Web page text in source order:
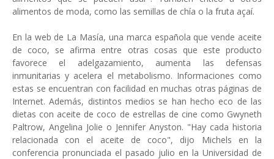
alimentos de moda, como las semillas de chía o la fruta açaí.
En la web de La Masía, una marca española que vende aceite
de coco, se afirma entre otras cosas que este producto
favorece el adelgazamiento, aumenta las defensas
inmunitarias y acelera el metabolismo. Informaciones como
estas se encuentran con facilidad en muchas otras páginas de
Internet. Además, distintos medios se han hecho eco de las
dietas con aceite de coco de estrellas de cine como Gwyneth
Paltrow, Angelina Jolie o Jennifer Anyston. "Hay cada historia
relacionada con el aceite de coco", dijo Michels en la
conferencia pronunciada el pasado julio en la Universidad de